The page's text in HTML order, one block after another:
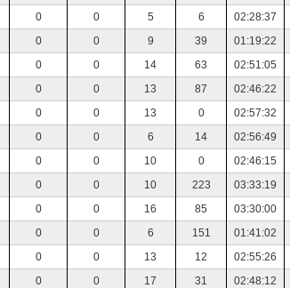
0 0 5 6 02:28:37
0 0 9 39 01:19:22
0 0 14 63 02:51:05
0 0 13 87 02:46:22
0 0 13 0 02:57:32
0 0 6 14 02:56:49
0 0 10 0 02:46:15
0 0 10 223 03:33:19
0 0 16 85 03:30:00
0 0 6 151 01:41:02
0 0 13 12 02:55:26
0 0 17 31 02:48:12